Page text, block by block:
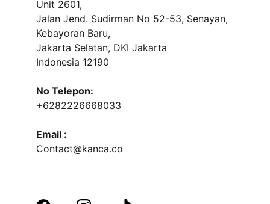
Unit 2601,
Jalan Jend. Sudirman No 52-53, Senayan,
Kebayoran Baru,
Jakarta Selatan, DKI Jakarta
Indonesia 12190
No Telepon:
+6282226668033
Email :
Contact@kanca.co